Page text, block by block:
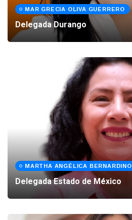
MAR GRECIA OLIVA GUERRERO
Delegada Durango
MARTHA ANGÉLICA BERNARDINO
Delegada Estado de México